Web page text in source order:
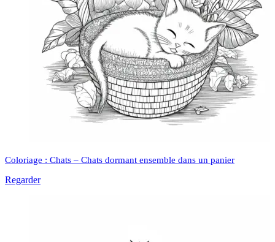
Coloriage : Chats – Chats dormant ensemble dans un panier
Regarder